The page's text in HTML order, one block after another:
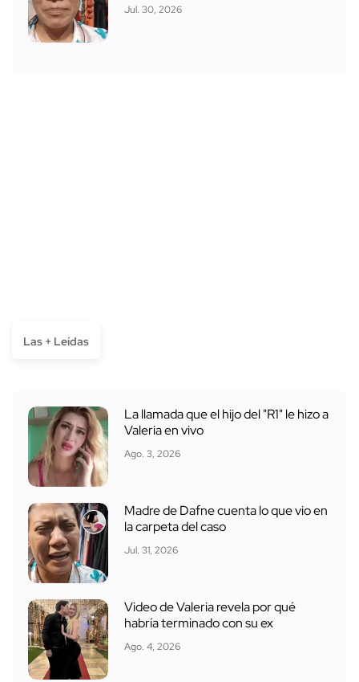
Jul. 30, 2026
Las + Leídas
La llamada que el hijo del "R1" le hizo a
Valeria en vivo
Ago. 3, 2026
Madre de Dafne cuenta lo que vio en
la carpeta del caso
Jul. 31, 2026
Video de Valeria revela por qué
habría terminado con su ex
Ago. 4, 2026